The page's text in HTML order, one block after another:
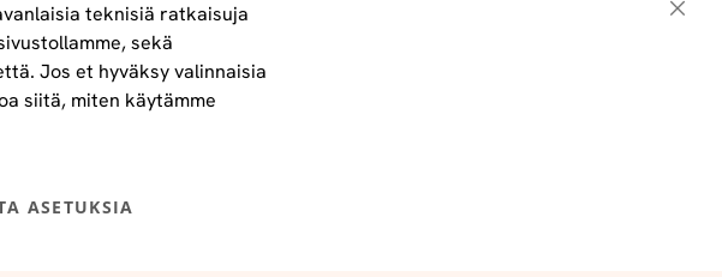
Sulje
teknisiä ratkaisuja
sekä
Jos et hyväksy valinnaisia
siitä, miten käytämme
ASETUKSIA